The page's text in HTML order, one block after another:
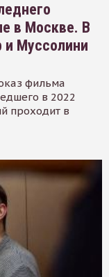
в Москве. В
и Муссолини
фильма
в 2022
проходит в